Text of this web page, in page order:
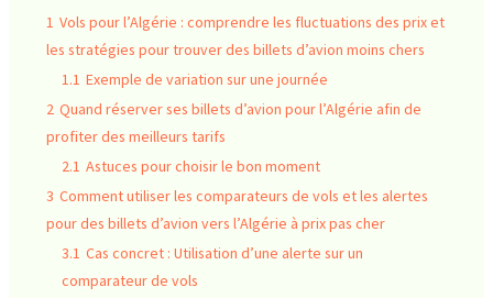
1 Vols pour l’Algérie : comprendre les fluctuations des prix et
les stratégies pour trouver des billets d’avion moins chers
1.1 Exemple de variation sur une journée
2 Quand réserver ses billets d’avion pour l’Algérie afin de
profiter des meilleurs tarifs
2.1 Astuces pour choisir le bon moment
3 Comment utiliser les comparateurs de vols et les alertes
pour des billets d’avion vers l’Algérie à prix pas cher
3.1 Cas concret : Utilisation d’une alerte sur un
comparateur de vols